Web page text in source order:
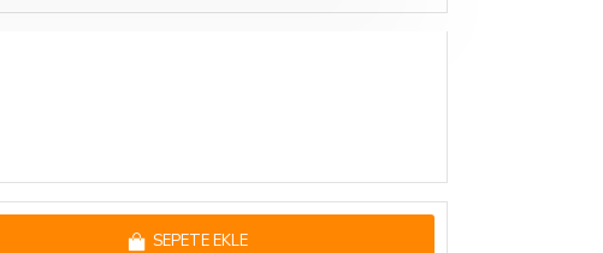
SEPETE EKLE